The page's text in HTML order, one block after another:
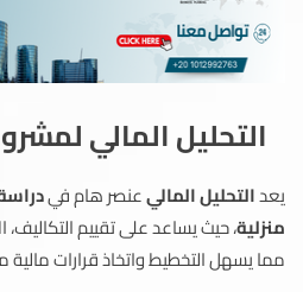
التحليل المالي
يعدالتحليل الماليعنصر هام في
منزلية، حيث يساعد على تقييم التكاليف،
مما يسهل التخطيط واتخاذ قرارات